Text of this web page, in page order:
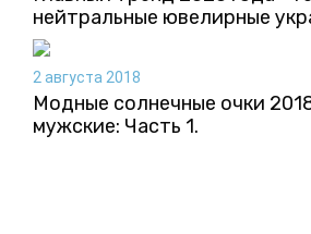
нейтральные ювелирные
2 августа 2018
Модные солнечные очки
мужские: Часть 1.